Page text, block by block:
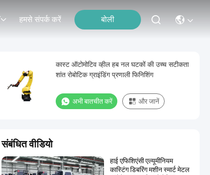
हमसे संपर्क करें बोली
कास्ट ऑटोमोटिव व्हील हब नल घटकों की उच्च सटीकता
शांत रोबोटिक ग्राइंडिंग प्रणाली फिनिशिंग
अभी बातचीत करें और जानें
संबंधित वीडियो
हाई एफिशिएंसी एल्यूमीनियम
कास्टिंग डिबरिंग मशीन स्मार्ट मेटल